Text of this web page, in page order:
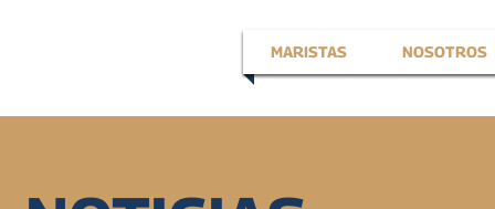
MARISTAS NOSOTROS